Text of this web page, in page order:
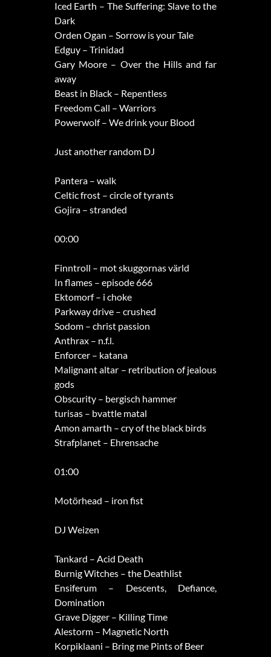
Iced Earth – The Suffering: Slave to the
Dark
Orden Ogan – Sorrow is your Tale
Edguy – Trinidad
Gary Moore – Over the Hills and far
away
Beast in Black – Repentless
Freedom Call – Warriors
Powerwolf – We drink your Blood
Just another random DJ
Pantera – walk
Celtic frost – circle of tyrants
Gojira – stranded
00:00
Finntroll – mot skuggornas värld
In flames – episode 666
Ektomorf – i choke
Parkway drive – crushed
Sodom – christ passion
Anthrax – n.f.l.
Enforcer – katana
Malignant altar – retribution of jealous
gods
Obscurity – bergisch hammer
turisas – bvattle matal
Amon amarth – cry of the black birds
Strafplanet – Ehrensache
01:00
Motörhead – iron fist
DJ Weizen
Tankard – Acid Death
Burnig Witches – the Deathlist
Ensiferum – Descents, Defiance,
Domination
Grave Digger – Killing Time
Alestorm – Magnetic North
Korpiklaani – Bring me Pints of Beer